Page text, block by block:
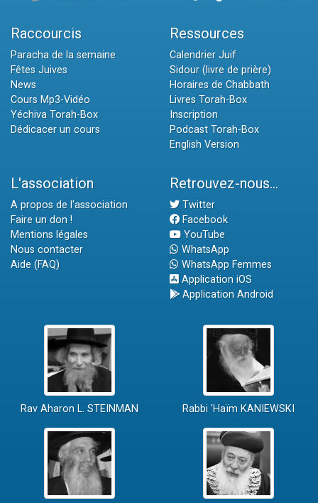
Raccourcis
Paracha de la semaine
Fêtes Juives
News
Cours Mp3-Vidéo
Yéchiva Torah-Box
Dédicacer un cours
Ressources
Calendrier Juif
Sidour (livre de prière)
Horaires de Chabbath
Livres Torah-Box
Inscription
Podcast Torah-Box
English Version
L'association
A propos de l'association
Faire un don !
Mentions légales
Nous contacter
Aide (FAQ)
Retrouvez-nous...
Twitter
Facebook
YouTube
WhatsApp
WhatsApp Femmes
Application iOS
Application Android
Rav Aharon L. STEINMAN Rabbi 'Haïm KANIEWSKI